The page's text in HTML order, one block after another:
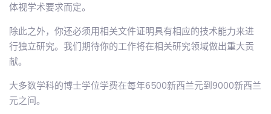
体视学术要求而定。
除此之外，你还必须用相关文件证明具有相应的技术能力来进
行独立研究。我们期待你的工作将在相关研究领域做出重大贡
献。
大多数学科的博士学位学费在每年6500新西兰元到9000新西兰
元之间。